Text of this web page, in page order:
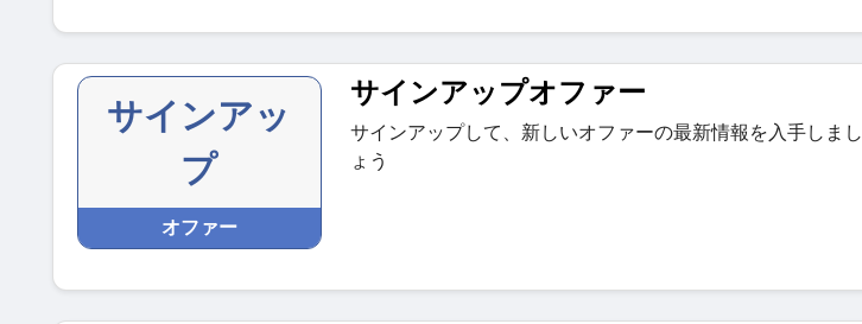
サインアッ
プ
オファー
サインアップオファー
サインアップして、新しいオファーの最新情報を入手しまし
ょう